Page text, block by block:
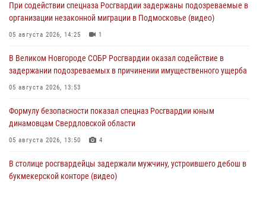
При содействии спецназа Росгвардии задержаны подозреваемые в
организации незаконной миграции в Подмосковье (видео)
05 августа 2026, 14:25 1
В Великом Новгороде СОБР Росгвардии оказал содействие в
задержании подозреваемых в причинении имущественного ущерба
05 августа 2026, 13:53
Формулу безопасности показал спецназ Росгвардии юным
динамовцам Свердловской области
05 августа 2026, 13:50 4
В столице росгвардейцы задержали мужчину, устроившего дебош в
букмекерской конторе (видео)